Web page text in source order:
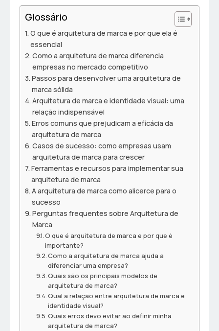
Glossário
O que é arquitetura de marca e por que ela é
essencial
Como a arquitetura de marca diferencia
empresas no mercado competitivo
Passos para desenvolver uma arquitetura de
marca sólida
Arquitetura de marca e identidade visual: uma
relação indispensável
Erros comuns que prejudicam a eficácia da
arquitetura de marca
Casos de sucesso: como empresas usam
arquitetura de marca para crescer
Ferramentas e recursos para implementar sua
arquitetura de marca
A arquitetura de marca como alicerce para o
sucesso
Perguntas frequentes sobre Arquitetura de
Marca
O que é arquitetura de marca e por que é
importante?
Como a arquitetura de marca ajuda a
diferenciar uma empresa?
Quais são os principais modelos de
arquitetura de marca?
Qual a relação entre arquitetura de marca e
identidade visual?
Quais erros devo evitar ao definir minha
arquitetura de marca?